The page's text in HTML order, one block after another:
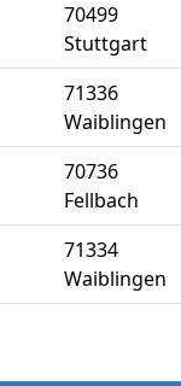
70499
Stuttgart
71336
Waiblingen
70736
Fellbach
71334
Waiblingen